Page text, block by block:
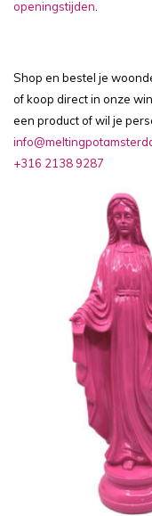
openingstijden.
Shop en bestel je
of koop direct in onze
een product of wil je
+316 2138 9287